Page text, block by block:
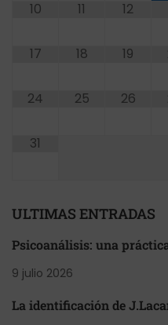
10 11 12
17 18 19
24 25 26
31
ULTIMAS ENTRADAS
Psicoanálisis: una
9 julio 2026
La identificación de